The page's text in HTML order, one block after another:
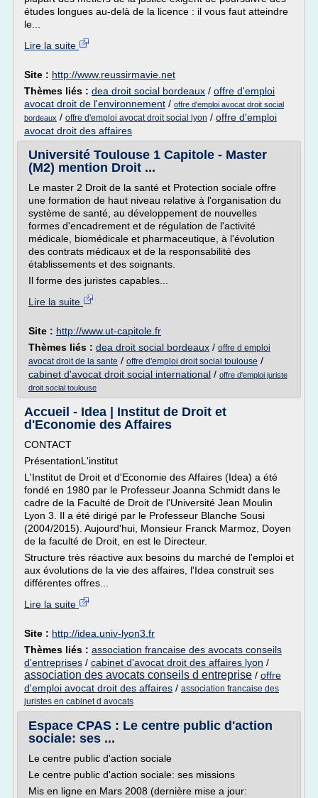
études longues au-delà de la licence : il vous faut atteindre
le...
Lire la suite
Site : http://www.reussirmavie.net
Thèmes liés : dea droit social bordeaux / offre d'emploi
avocat droit de l'environnement / offre d'emploi avocat droit social
bordeaux / offre d'emploi avocat droit social lyon / offre d'emploi
avocat droit des affaires
Université Toulouse 1 Capitole - Master
(M2) mention Droit ...
Le master 2 Droit de la santé et Protection sociale offre
une formation de haut niveau relative à l'organisation du
système de santé, au développement de nouvelles
formes d'encadrement et de régulation de l'activité
médicale, biomédicale et pharmaceutique, à l'évolution
des contrats médicaux et de la responsabilité des
établissements et des soignants.
Il forme des juristes capables...
Lire la suite
Site : http://www.ut-capitole.fr
Thèmes liés : dea droit social bordeaux / offre d emploi
avocat droit de la sante / offre d'emploi droit social toulouse /
cabinet d'avocat droit social international / offre d'emploi juriste
droit social toulouse
Accueil - Idea | Institut de Droit et
d'Economie des Affaires
CONTACT
PrésentationL'institut
L'Institut de Droit et d'Economie des Affaires (Idea) a été
fondé en 1980 par le Professeur Joanna Schmidt dans le
cadre de la Faculté de Droit de l'Université Jean Moulin
Lyon 3. Il a été dirigé par le Professeur Blanche Sousi
(2004/2015). Aujourd'hui, Monsieur Franck Marmoz, Doyen
de la faculté de Droit, en est le Directeur.
Structure très réactive aux besoins du marché de l'emploi et
aux évolutions de la vie des affaires, l'Idea construit ses
différentes offres...
Lire la suite
Site : http://idea.univ-lyon3.fr
Thèmes liés : association francaise des avocats conseils
d'entreprises / cabinet d'avocat droit des affaires lyon /
association des avocats conseils d entreprise / offre
d'emploi avocat droit des affaires / association francaise des
juristes en cabinet d avocats
Espace CPAS : Le centre public d'action
sociale: ses ...
Le centre public d'action sociale
Le centre public d'action sociale: ses missions
Mis en ligne en Mars 2008 (dernière mise a jour: